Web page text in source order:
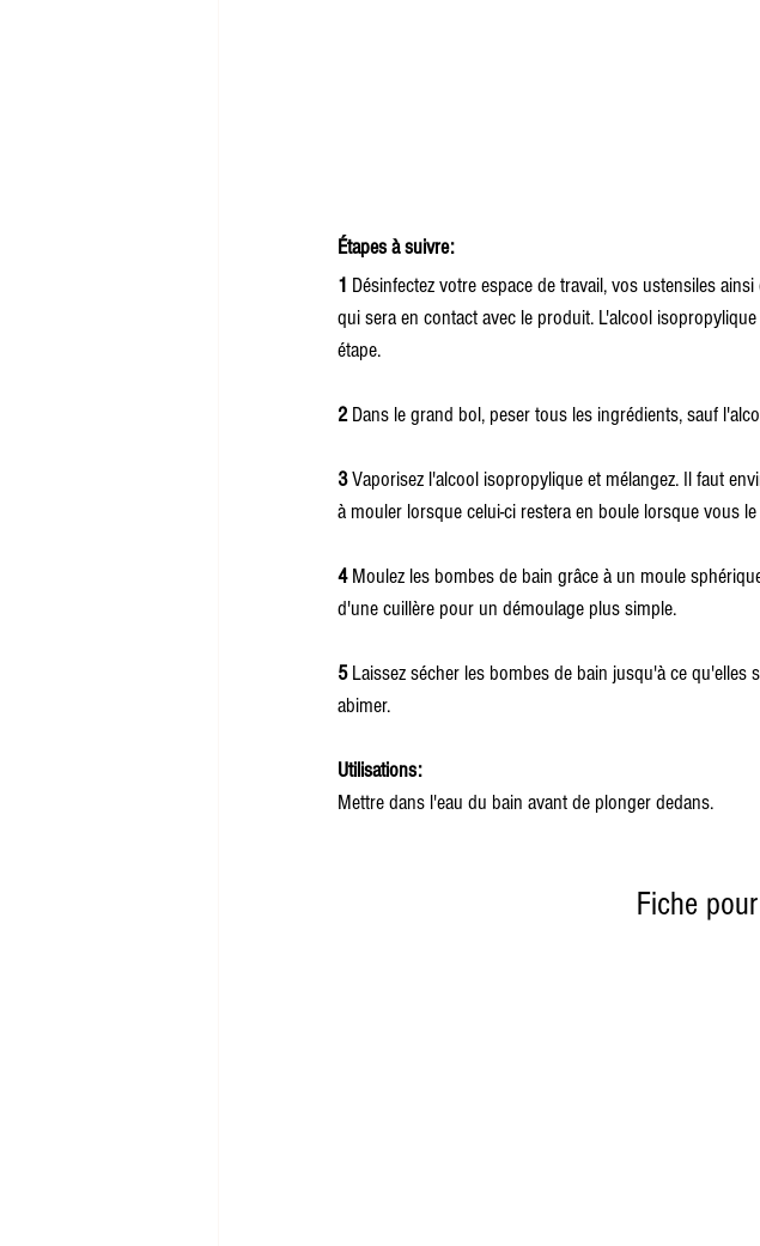
Étapes à suivre:
1 Désinfectez votre espace de travail, vos ustensiles
qui sera en contact avec le produit. L'alcool
étape.
2 Dans le grand bol, peser tous les ingrédients, sauf
3 Vaporisez l'alcool isopropylique et mélangez. Il faut
à mouler lorsque celui-ci restera en boule lorsque vous
4 Moulez les bombes de bain grâce à un moule
d'une cuillère pour un démoulage plus simple.
5 Laissez sécher les bombes de bain jusqu'à ce qu'elles
abimer.
Utilisations:
Mettre dans l'eau du bain avant de plonger dedans.
Fiche